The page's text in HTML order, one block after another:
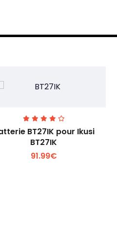
Voir plus +
BT27IK pour Ikusi
BT27IK
91.99€